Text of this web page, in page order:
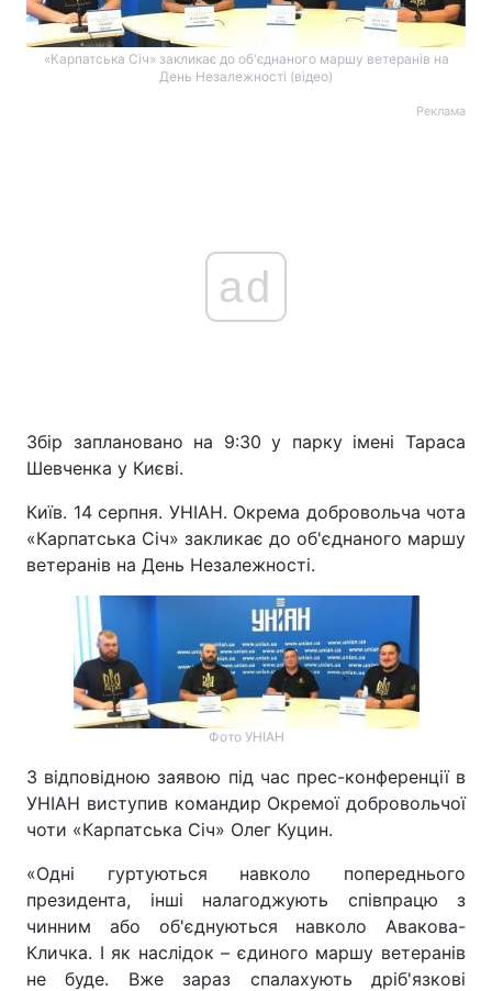
«Карпатська Січ» закликає до об'єднаного маршу ветеранів на
День Незалежності (відео)
Реклама
ad
Збір заплановано на 9:30 у парку імені Тараса
Шевченка у Києві.
Київ. 14 серпня. УНІАН. Окрема добровольча чота
«Карпатська Січ» закликає до об'єднаного маршу
ветеранів на День Незалежності.
Фото УНІАН
З відповідною заявою під час прес-конференції в
УНІАН виступив командир Окремої добровольчої
чоти «Карпатська Січ» Олег Куцин.
«Одні гуртуються навколо попереднього
президента, інші налагоджують співпрацю з
чинним або об'єднуються навколо Авакова-
Кличка. І як наслідок – єдиного маршу ветеранів
не буде. Вже зараз спалахують дріб'язкові